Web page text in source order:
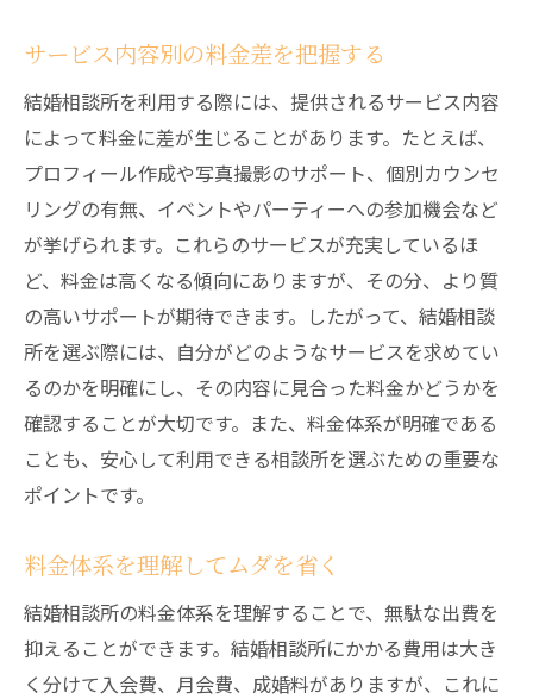
サービス内容別の料金差を把握する
結婚相談所を利用する際には、提供されるサービス内容
によって料金に差が生じることがあります。たとえば、
プロフィール作成や写真撮影のサポート、個別カウンセ
リングの有無、イベントやパーティーへの参加機会など
が挙げられます。これらのサービスが充実しているほ
ど、料金は高くなる傾向にありますが、その分、より質
の高いサポートが期待できます。したがって、結婚相談
所を選ぶ際には、自分がどのようなサービスを求めてい
るのかを明確にし、その内容に見合った料金かどうかを
確認することが大切です。また、料金体系が明確である
ことも、安心して利用できる相談所を選ぶための重要な
ポイントです。
料金体系を理解してムダを省く
結婚相談所の料金体系を理解することで、無駄な出費を
抑えることができます。結婚相談所にかかる費用は大き
く分けて入会費、月会費、成婚料がありますが、これに